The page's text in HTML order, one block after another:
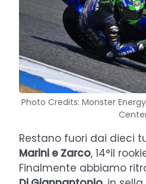
Photo Credits: Monster
Restano fuori dai dieci
Marini e Zarco, 14°il
Finalmente abbiamo